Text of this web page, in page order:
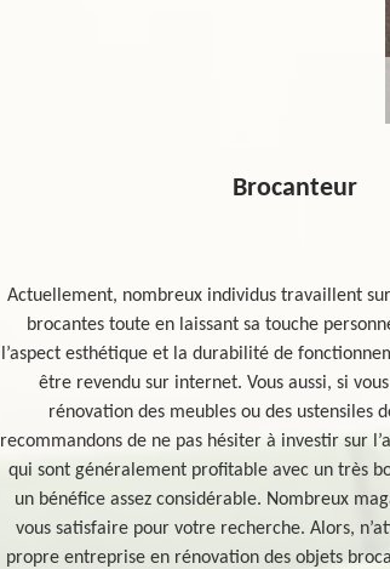
Brocanteur
Actuellement, nombreux individus travaillent
brocantes toute en laissant sa touche
l’aspect esthétique et la durabilité de
être revendu sur internet. Vous aussi, si
rénovation des meubles ou des ustensiles
recommandons de ne pas hésiter à investir sur
qui sont généralement profitable avec un très
un bénéfice assez considérable. Nombreux
vous satisfaire pour votre recherche. Alors,
propre entreprise en rénovation des objets